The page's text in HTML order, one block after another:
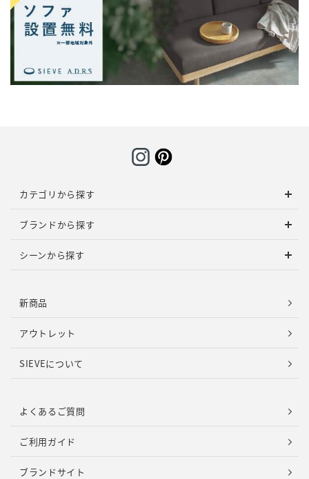
カテゴリから探す
ブランドから探す
シーンから探す
新商品
アウトレット
SIEVEについて
よくあるご質問
ご利用ガイド
ブランドサイト